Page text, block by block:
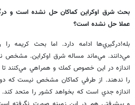
بحث شرق اوكراين كماكان حل نشده است و
عملا حل نشده است؟
بله!درگيري‌ها ادامه دارد. اما بحث
مي‌دانند. مي‌ماند مساله شرق اوكراين. مشخص
اندازه در اين خصوص كمك و همراهي مي‌كنند تا
را ندهند. از طرفي كماكان مشخص نيست كه
اندازه جدي است كه بخواهد كشور را متحد كند.